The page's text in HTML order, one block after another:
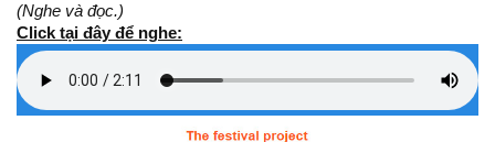
(Nghe và đọc.)
Click tại đây để nghe: